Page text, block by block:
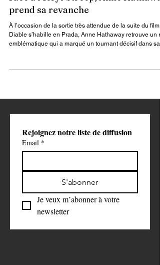
Face à Meryl Streep, Anne
prend sa revanche
À l’occasion de la sortie très attendue de la suite du film
carrière. Face à elle, Meryl Streep reprend également
Rejoignez notre liste de diffusion
S'abonner
Je veux m’abonner à votre
newsletter